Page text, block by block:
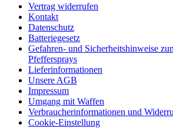
Vertrag widerrufen
Kontakt
Datenschutz
Batteriegesetz
Gefahren- und Sicherheitshinweise
Pfeffersprays
Lieferinformationen
Unsere AGB
Impressum
Umgang mit Waffen
Verbraucherinformationen und
Cookie-Einstellung